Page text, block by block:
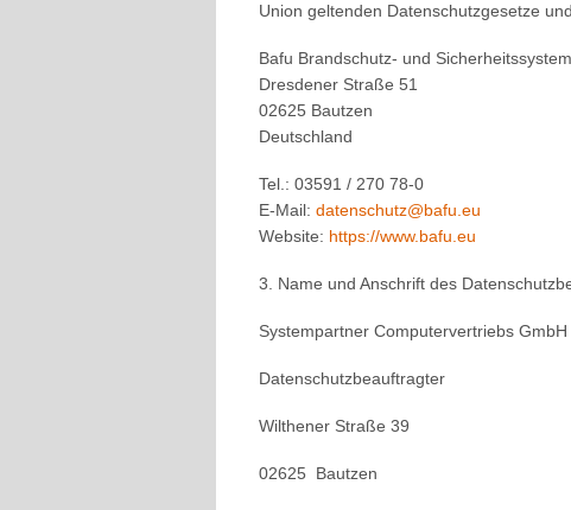
Union geltenden Datenschutzgesetze
Bafu Brandschutz- und
Dresdener Straße 51
02625 Bautzen
Deutschland
Tel.: 03591 / 270 78-0
E-Mail: datenschutz@bafu.eu
Website: https://www.bafu.eu
3. Name und Anschrift des
Systempartner Computervertriebs GmbH
Datenschutzbeauftragter
Wilthener Straße 39
02625 Bautzen